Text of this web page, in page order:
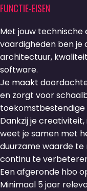
FUNCTIE-EISEN
Met jouw
vaardigheden ben
architectuur,
software.
Je maakt
en zorgt voor
toekomstbestendige
Dankzij je
weet je samen met
duurzame waarde
continu te
Een afgeronde hbo
Minimaal 5 jaar